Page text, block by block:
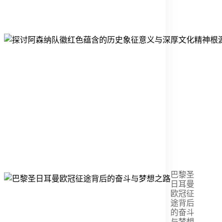
巴黎圣
日耳曼
欧冠征
途背后
的奋斗